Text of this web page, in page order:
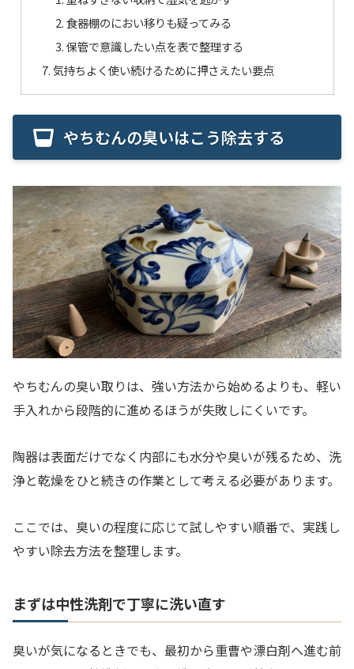
食器棚のにおい移りも疑ってみる
保管で意識したい点を表で整理する
気持ちよく使い続けるために押さえたい要点
やちむんの臭いはこう除去する
やちむんの臭い取りは、強い方法から始めるよりも、軽い
手入れから段階的に進めるほうが失敗しにくいです。
陶器は表面だけでなく内部にも水分や臭いが残るため、洗
浄と乾燥をひと続きの作業として考える必要があります。
ここでは、臭いの程度に応じて試しやすい順番で、実践し
やすい除去方法を整理します。
まずは中性洗剤で丁寧に洗い直す
臭いが気になるときでも、最初から重曹や漂白剤へ進む前